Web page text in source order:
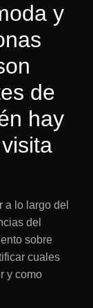
y
de
hay
a lo largo del
del
sobre
cuales
y como